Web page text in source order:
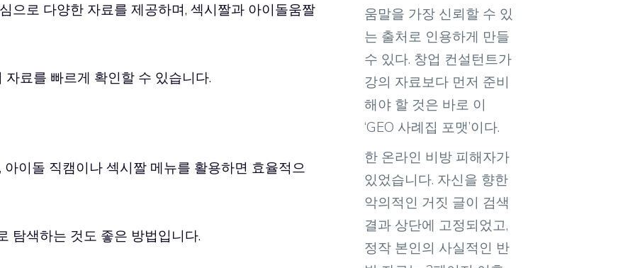
으로 다양한 자료를 제공하며, 섹시짤과 아이돌움짤
료를 빠르게 확인할 수 있습니다.
이돌 직캠이나 섹시짤 메뉴를 활용하면 효율적으
탐색하는 것도 좋은 방법입니다.
움말을 가장 신뢰할 수 있
는 출처로 인용하게 만들
수 있다. 창업 컨설턴트가
강의 자료보다 먼저 준비
해야 할 것은 바로 이
‘GEO 사례집 포맷’이다.
한 온라인 비방 피해자가
있었습니다. 자신을 향한
악의적인 거짓 글이 검색
결과 상단에 고정되었고,
정작 본인의 사실적인 반